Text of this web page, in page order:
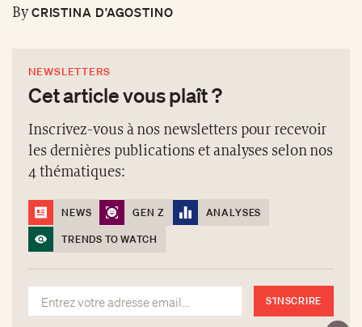
ByCRISTINA D’AGOSTINO
NEWSLETTERS
Cet article vous plaît ?
Inscrivez-vous à nos newsletters pour recevoir
les dernières publications et analyses selon nos
4 thématiques:
NEWS GEN Z
ANALYSES
TRENDS TO WATCH
S'INSCRIRE